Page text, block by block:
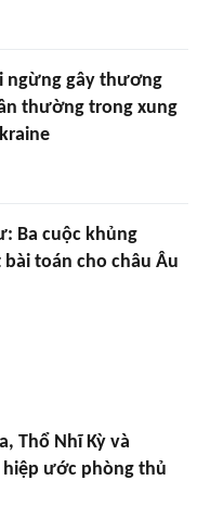
ngừng gây thương
thường trong xung
Ba cuộc khủng
toán cho châu Âu
Thổ Nhĩ Kỳ và
hiệp ước phòng thủ